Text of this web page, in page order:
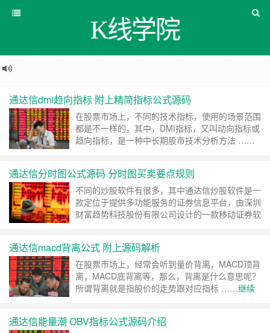
K线学院
通达信dmi趋向指标 附上精简指标公式源码
在股票市场上，不同的技术指标，使用的场景范围
都是不一样的，其中，DMI指标，又叫动向指标或
趋向指标，是一种中长期股市技术分析方法 ……
通达信分时图公式源码 分时图买卖要点规则
不同的炒股软件有很多，其中通达信炒股软件是一
款定位于提供多功能服务的证券信息平台，由深圳
财富趋势科技股份有限公司设计的一款移动证券软
通达信macd背离公式 附上源码解析
在股票市场上，经常会听到量价背离，MACD顶背
离，MACD底背离等，那么，背离是什么意思呢？
所谓背离就是指股价的走势跟对应指标 ……继续
通达信能量潮 OBV指标公式源码介绍